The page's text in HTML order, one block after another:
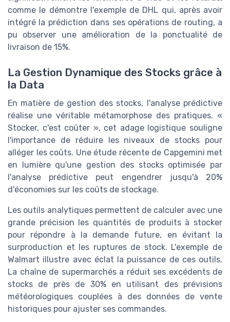
comme le démontre l'exemple de DHL qui, après avoir
intégré la prédiction dans ses opérations de routing, a
pu observer une amélioration de la ponctualité de
livraison de 15%.
La Gestion Dynamique des Stocks grâce à
la Data
En matière de gestion des stocks, l'analyse prédictive
réalise une véritable métamorphose des pratiques. «
Stocker, c'est coûter », cet adage logistique souligne
l'importance de réduire les niveaux de stocks pour
alléger les coûts. Une étude récente de Capgemini met
en lumière qu'une gestion des stocks optimisée par
l'analyse prédictive peut engendrer jusqu'à 20%
d'économies sur les coûts de stockage.
Les outils analytiques permettent de calculer avec une
grande précision les quantités de produits à stocker
pour répondre à la demande future, en évitant la
surproduction et les ruptures de stock. L'exemple de
Walmart illustre avec éclat la puissance de ces outils.
La chaîne de supermarchés a réduit ses excédents de
stocks de près de 30% en utilisant des prévisions
météorologiques couplées à des données de vente
historiques pour ajuster ses commandes.